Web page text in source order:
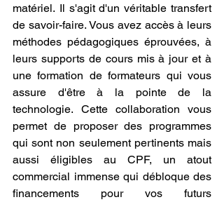
matériel. Il s'agit d'un véritable transfert
de savoir-faire. Vous avez accès à leurs
méthodes pédagogiques éprouvées, à
leurs supports de cours mis à jour et à
une formation de formateurs qui vous
assure d'être à la pointe de la
technologie. Cette collaboration vous
permet de proposer des programmes
qui sont non seulement pertinents mais
aussi éligibles au CPF, un atout
commercial immense qui débloque des
financements pour vos futurs